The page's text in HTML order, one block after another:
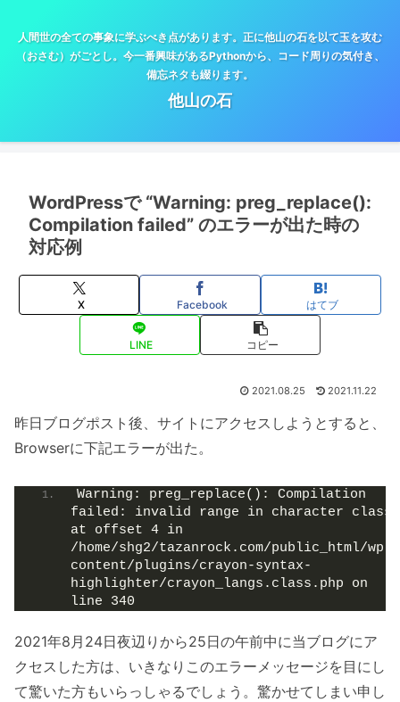
人間世の全ての事象に学ぶべき点があります。正に他山の石を以て玉を攻む
（おさむ）がごとし。今一番興味があるPythonから、コード周りの気付き、
備忘ネタも綴ります。
他山の石
WordPressで “Warning: preg_replace():
Compilation failed” のエラーが出た時の
対応例
X Facebook はてブ
LINE コピー
2021.08.25 2021.11.22
昨日ブログポスト後、サイトにアクセスしようとすると、
Browserに下記エラーが出た。
Warning: preg_replace(): Compilation
failed: invalid range in character class
at offset 4 in
/home/shg2/tazanrock.com/public_html/wp-
content/plugins/crayon-syntax-
highlighter/crayon_langs.class.php on
line 340
2021年8月24日夜辺りから25日の午前中に当ブログにア
クセスした方は、いきなりこのエラーメッセージを目にし
て驚いた方もいらっしゃるでしょう。驚かせてしまい申し